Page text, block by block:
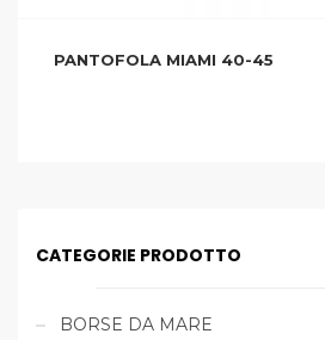
PANTOFOLA MIAMI 40-45
CATEGORIE PRODOTTO
BORSE DA MARE